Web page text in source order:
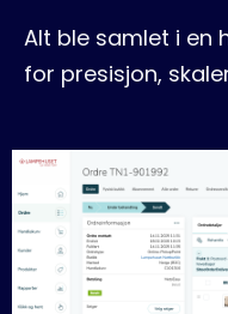
Alt ble samlet i en
for presisjon,